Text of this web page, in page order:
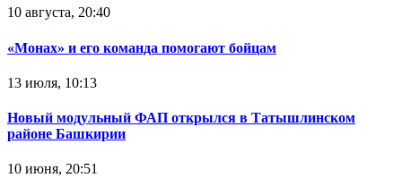
10 августа, 20:40
«Монах» и его команда помогают бойцам
13 июля, 10:13
Новый модульный ФАП открылся в Татышлинском
районе Башкирии
10 июня, 20:51